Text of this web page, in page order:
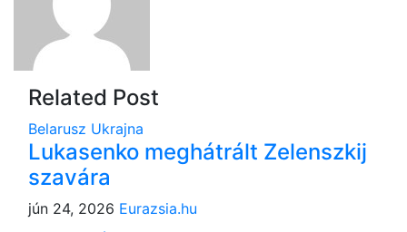
Related Post
Belarusz Ukrajna
Lukasenko meghátrált Zelenszkij
szavára
jún 24, 2026 Eurazsia.hu